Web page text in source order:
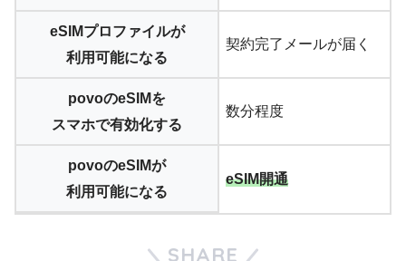
eSIMプロファイルが
利用可能になる
契約完了メールが届く
povoのeSIMを
スマホで有効化する
数分程度
povoのeSIMが
利用可能になる
eSIM開通
SHARE